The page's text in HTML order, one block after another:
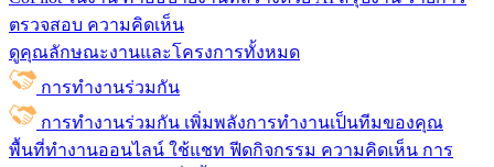
ตรวจสอบ ความคิดเห็น
ดูคุณลักษณะงานและโครงการทั้งหมด
การทำงานร่วมกัน
การทำงานร่วมกัน เพิ่มพลังการทำงานเป็นทีมของคุณ
พื้นที่ทำงานออนไลน์ ใช้แชท ฟีดกิจกรรม ความคิดเห็น การ